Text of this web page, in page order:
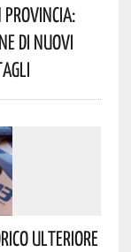
Di Nuovi
Ulteriore